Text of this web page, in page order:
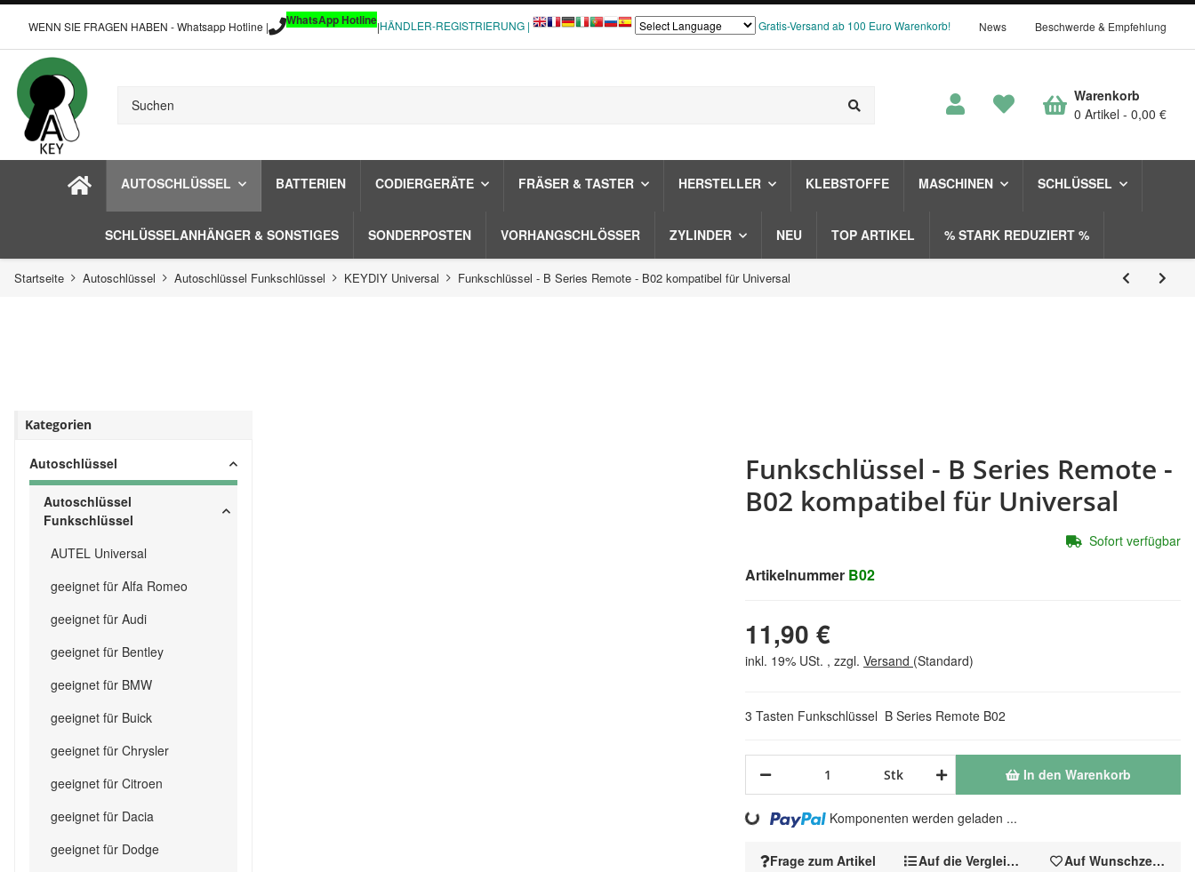
WENN SIE FRAGEN HABEN - Whatsapp Hotline | WhatsApp Hotline|HÄNDLER-REGISTRIERUNG | Gratis-Versand ab 100 Euro Warenkorb! News Beschwerde & Empfehlung
AUTOSCHLÜSSEL BATTERIEN CODIERGERÄTE FRÄSER & TASTER HERSTELLER KLEBSTOFFE MASCHINEN SCHLÜSSEL
SCHLÜSSELANHÄNGER & SONSTIGES SONDERPOSTEN VORHANGSCHLÖSSER ZYLINDER NEU TOP ARTIKEL % STARK REDUZIERT %
Warenkorb
0 Artikel
0,00 €
Startseite Autoschlüssel Autoschlüssel Funkschlüssel KEYDIY Universal Funkschlüssel - B Series Remote - B02 kompatibel für Universal
Funkschlüssel - B Series Remote -
B02 kompatibel für Universal
Artikelnummer B02
3 Tasten Funkschlüssel B Series Remote B02
11,90 €
inkl. 19% USt. , zzgl. Versand (Standard)
Frage zum Artikel Auf die Vergleichsliste Auf Wunschzettel
Stk In den Warenkorb
Loading... Komponenten werden geladen ...
Sofort verfügbar
Kategorien
Autoschlüssel
Autoschlüssel
Funkschlüssel
AUTEL Universal
geeignet für Alfa Romeo
geeignet für Audi
geeignet für Bentley
geeignet für BMW
geeignet für Buick
geeignet für Chrysler
geeignet für Citroen
geeignet für Dacia
geeignet für Dodge